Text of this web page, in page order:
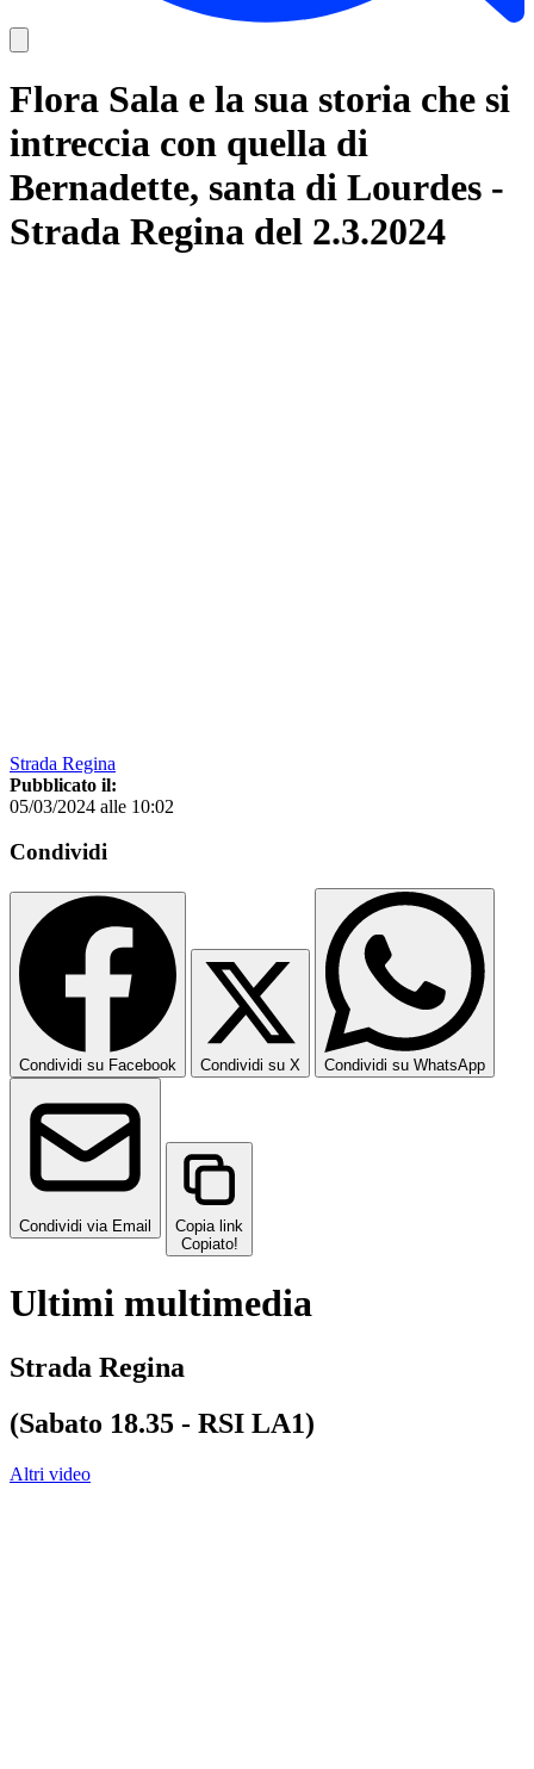
Flora Sala e la sua storia che si
intreccia con quella di
Bernadette, santa di Lourdes -
Strada Regina del 2.3.2024
Strada Regina
Pubblicato il:
05/03/2024 alle 10:02
Condividi
Condividi su Facebook Condividi su X Condividi su WhatsApp
Condividi via Email
Copia link
Copiato!
Ultimi multimedia
Strada Regina
(Sabato 18.35 - RSI LA1)
Altri video